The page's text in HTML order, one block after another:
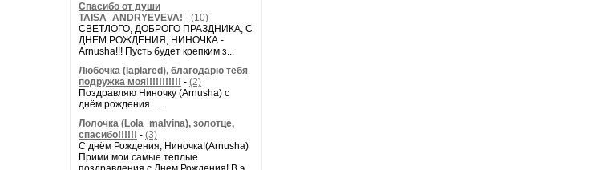
Спасибо от души
TAISA_ANDRYEVEVA! - (10)
СВЕТЛОГО, ДОБРОГО ПРАЗДНИКА, С
ДНЕМ РОЖДЕНИЯ, НИНОЧКА -
Arnusha!!! Пусть будет крепким з...
Любочка (laplared), благодарю тебя
подружка моя!!!!!!!!!!! - (2)
Поздравляю Ниночку (Arnusha) с
днём рождения ...
Лолочка (Lola_malvina), золотце,
спасибо!!!!!! - (3)
С днём Рождения, Ниночка!(Аrnusha)
Прими мои самые теплые